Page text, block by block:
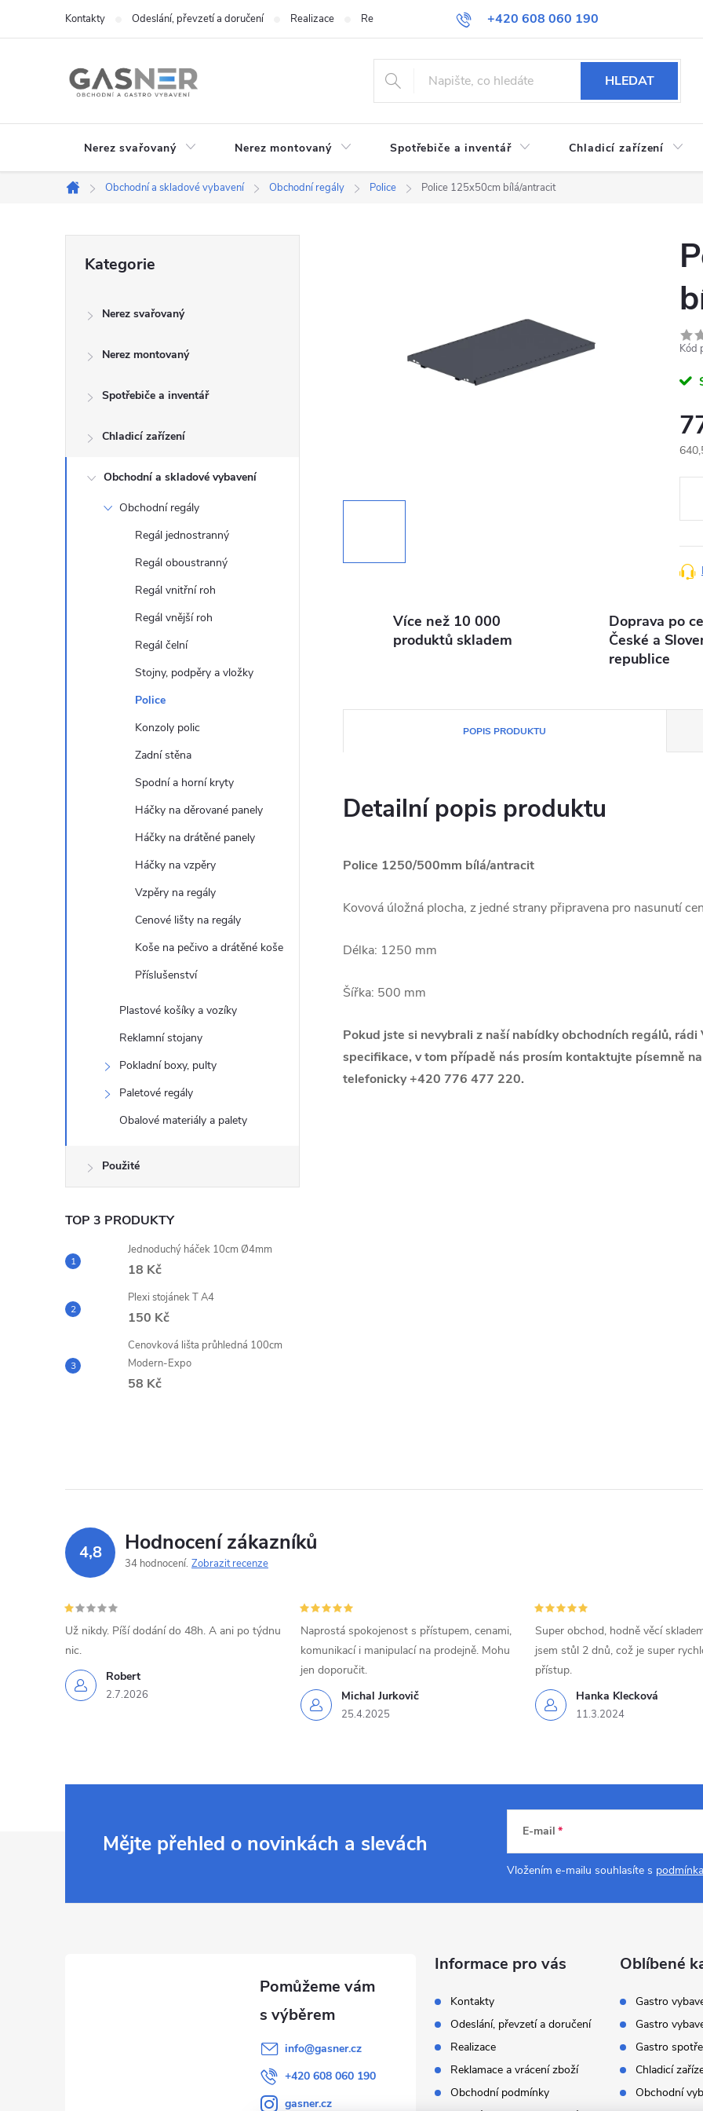
+420 608 060 190
Kontakty Odeslání, převzetí a doručení Realizace Reklamace a vrácení zboží Obchodní podmínky
HLEDAT
Nerez svařovaný Nerez montovaný Spotřebiče a inventář Chladicí zařízení
Domů
Obchodní a skladové vybavení Obchodní regály Police Police 125x50cm bílá/antracit
a
kategorie
Kategorie
Nerez svařovaný
Nerez montovaný
Spotřebiče a inventář
Chladicí zařízení
Obchodní a skladové vybavení
Obchodní regály
Regál jednostranný
Regál oboustranný
Regál vnitřní roh
Regál vnější roh
Regál čelní
Stojny, podpěry a vložky
Police
Konzoly polic
Zadní stěna
Spodní a horní kryty
Háčky na děrované panely
Háčky na drátěné panely
Háčky na vzpěry
Vzpěry na regály
Cenové lišty na regály
Koše na pečivo a drátěné koše
Příslušenství
Plastové košíky a vozíky
Reklamní stojany
Pokladní boxy, pulty
Paletové regály
Obalové materiály a palety
Použité
TOP 3 PRODUKTY
Jednoduchý háček 10cm Ø4mm
18 Kč
Plexi stojánek T A4
150 Kč
Cenovková lišta průhledná 100cm
Modern-Expo
58 Kč
Kód
Více než 10 000
produktů skladem
Doprava po
České a
republice
POPIS PRODUKTU
Detailní popis produktu
Police 1250/500mm bílá/antracit
Kovová úložná plocha, z jedné strany připravena pro nasunutí
Délka: 1250 mm
Šířka: 500 mm
Pokud jste si nevybrali z naší nabídky obchodních regálů,
specifikace, v tom případě nás prosím kontaktujte písemně
telefonicky +420 776 477 220.
4,8 Hodnocení zákazníků
34 hodnocení Zobrazit recenze
Robert
2.7.2026
Už nikdy. Píší dodání do 48h. A ani po týdnu
nic.
Michal Jurkovič
25.4.2025
Naprostá spokojenost s přístupem, cenami,
komunikací i manipulací na prodejně. Mohu
jen doporučit.
Hanka Klecková
11.3.2024
Super obchod, hodně věcí
jsem stůl 2 dnů, což je super
přístup.
Mějte přehled o novinkách a slevách E-mail
Vložením e-mailu souhlasíte s
info@gasner.cz
+420 608 060 190
gasner.cz
Informace pro vás
Kontakty
Odeslání, převzetí a doručení
Realizace
Reklamace a vrácení zboží
Obchodní podmínky
Oblíbené
Gastro
Gastro
Gastro
Chladicí
Obchodní